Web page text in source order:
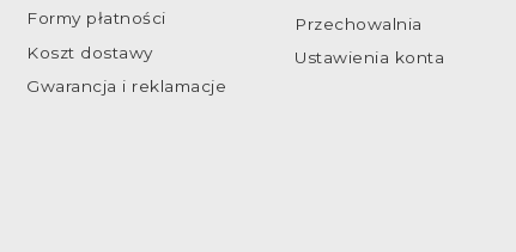
Formy płatności
Koszt dostawy
Gwarancja i reklamacje
Przechowalnia
Ustawienia konta